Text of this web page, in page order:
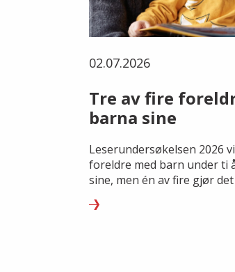
02.07.2026
Tre av fire
barna sine
Leserundersøkelsen 2026
foreldre med barn under ti
sine, men én av fire gjør